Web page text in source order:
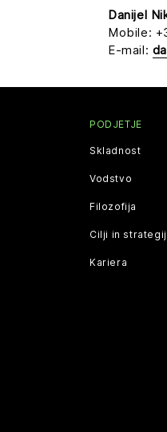
Danijel
Mobile:
E-mail:
PODJETJE
Skladnost
Vodstvo
Filozofija
Cilji in
Kariera